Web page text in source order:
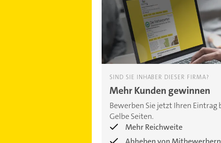
SIND SIE INHABER DIESER FIRMA?
Mehr Kunden gewinnen
Bewerben Sie jetzt Ihren Eintrag
Gelbe Seiten.
Mehr Reichweite